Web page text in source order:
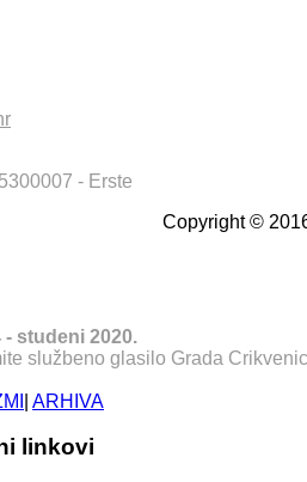
- Erste
Copyright ©
- studeni 2020.
službeno glasilo Grada
ARHIVA
linkovi